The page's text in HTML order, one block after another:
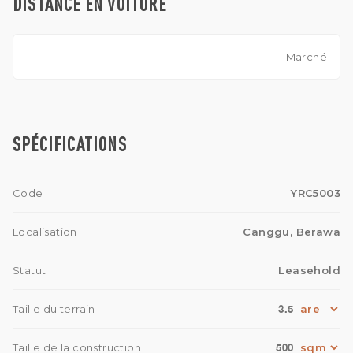
Marché
SPÉCIFICATIONS
Code YRC5003
Localisation Canggu, Berawa
Statut Leasehold
Taille du terrain 3.5
Taille de la construction 500